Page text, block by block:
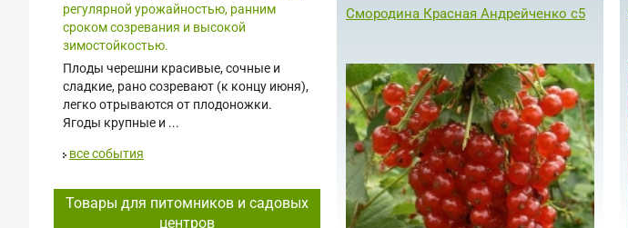
регулярной урожайностью, ранним
сроком созревания и высокой
зимостойкостью.
Плоды черешни красивые, сочные и
сладкие, рано созревают (к концу июня),
легко отрываются от плодоножки.
Ягоды крупные и ...
все события
Товары для питомников и садовых
центров
Смородина Красная Андрейченко с5